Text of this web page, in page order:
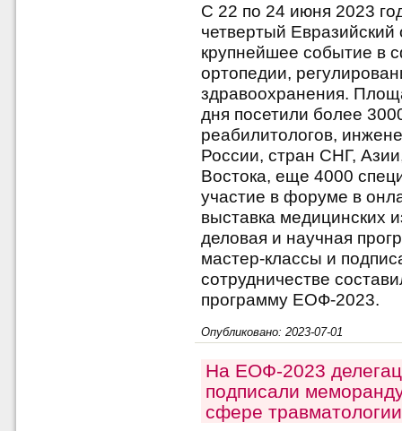
С 22 по 24 июня 2023
четвертый
крупнейшее событие в
ортопедии,
здравоохранения.
дня посетили более
реабилитологов,
России, стран СНГ,
Востока, еще 4000
участие в форуме в
выставка медицинских
деловая и научная
мастер-классы и
сотрудничестве
программу ЕОФ-2023.
Опубликовано: 2023-07-01
На ЕОФ-2023
подписали
сфере